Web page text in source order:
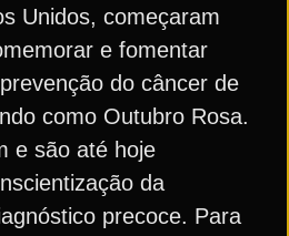
Unidos, começaram
e fomentar
do câncer de
como Outubro Rosa.
e são até hoje
da
precoce. Para